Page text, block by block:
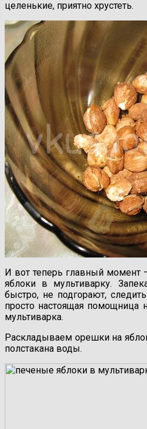
целенькие, приятно хрустеть.
И вот теперь главный момент
яблоки в мультиварку.
быстро, не подгорают,
просто настоящая помощница
мультиварка.
Раскладываем орешки на
полстакана воды.